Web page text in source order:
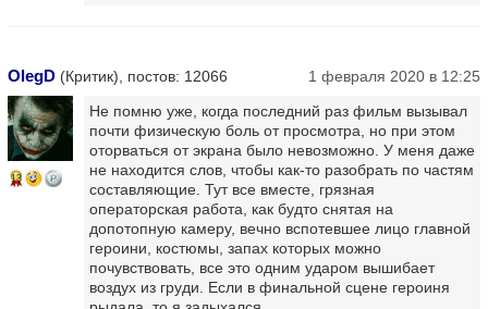
OlegD (Критик), постов: 12066 1 февраля 2020 в 12:25
13
Не помню уже, когда последний раз фильм вызывал
почти физическую боль от просмотра, но при этом
оторваться от экрана было невозможно. У меня даже
не находится слов, чтобы как-то разобрать по частям
составляющие. Тут все вместе, грязная
операторская работа, как будто снятая на
допотопную камеру, вечно вспотевшее лицо главной
героини, костюмы, запах которых можно
почувствовать, все это одним ударом вышибает
воздух из груди. Если в финальной сцене героиня